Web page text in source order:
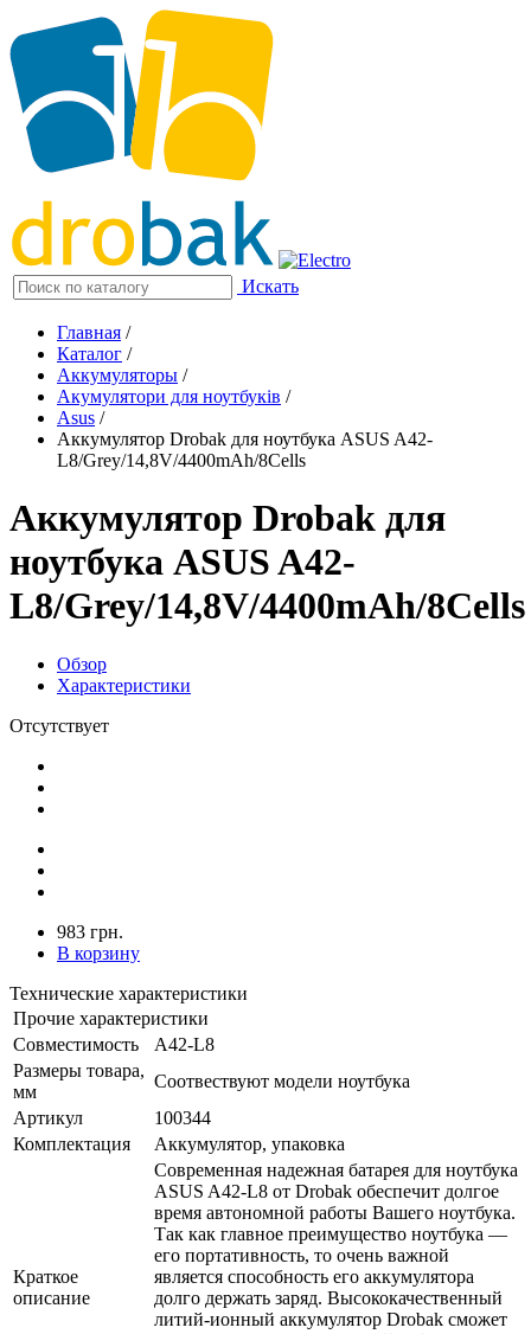
Искать
Главная /
Каталог /
Аккумуляторы /
Акумулятори для ноутбуків /
Asus /
Аккумулятор Drobak для ноутбука ASUS A42-
L8/Grey/14,8V/4400mAh/8Cells
Аккумулятор Drobak для
ноутбука ASUS A42-
L8/Grey/14,8V/4400mAh/8Cells
Обзор
Характеристики
Отсутствует
983 грн.
В корзину
Технические характеристики
Прочие характеристики
Совместимость
A42-L8
Размеры товара,
мм
Соотвествуют модели ноутбука
Артикул
100344
Комплектация
Аккумулятор, упаковка
Краткое
описание
Современная надежная батарея для ноутбука
ASUS A42-L8 от Drobak обеспечит долгое
время автономной работы Вашего ноутбука.
Так как главное преимущество ноутбука —
его портативность, то очень важной
является способность его аккумулятора
долго держать заряд. Высококачественный
литий-ионный аккумулятор Drobak сможет